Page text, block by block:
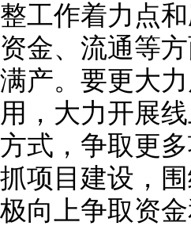
整工作着力点
资金、流通等
满产。要更大
用，大力开展
方式，争取更
抓项目建设，
极向上争取资